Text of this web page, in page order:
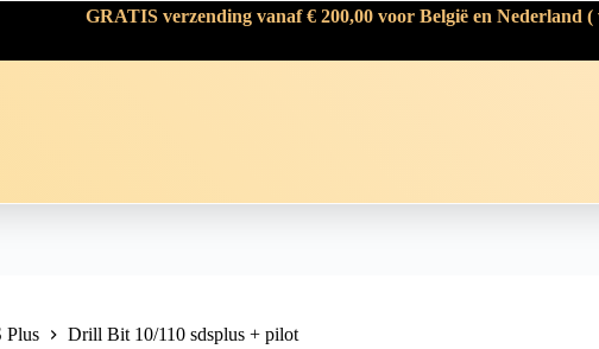
GRATIS verzending vanaf € 200,00 voor België en Nederland
Plus Drill Bit 10/110 sdsplus + pilot